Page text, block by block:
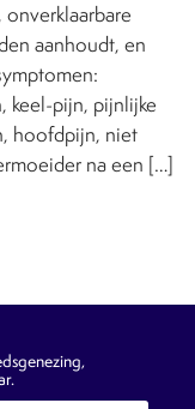
aanhoudt, en
keel-pijn, pijnlijke
hoofdpijn, niet
na een […]